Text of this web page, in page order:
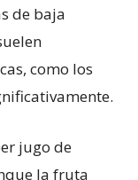
de baja
como los
jugo de
la fruta